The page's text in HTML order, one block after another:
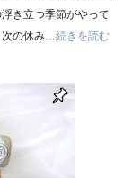
き立つ季節がやって
の休み …続きを読む